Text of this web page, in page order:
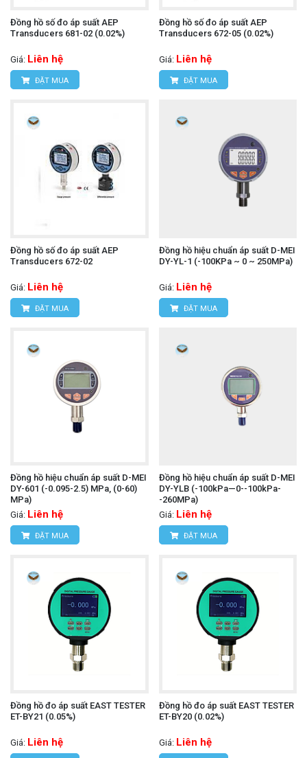
Đồng hồ số đo áp suất AEP
Transducers 681-02 (0.02%)
Giá: Liên hệ
ĐẶT MUA
Đồng hồ số đo áp suất AEP
Transducers 672-05 (0.02%)
Giá: Liên hệ
ĐẶT MUA
Đồng hồ số đo áp suất AEP
Transducers 672-02
Giá: Liên hệ
ĐẶT MUA
Đồng hồ hiệu chuẩn áp suất D-MEI
DY-YL-1 (-100KPa ~ 0 ~ 250MPa)
Giá: Liên hệ
ĐẶT MUA
Đồng hồ hiệu chuẩn áp suất D-MEI
DY-601 (-0.095-2.5) MPa, (0-60)
MPa)
Giá: Liên hệ
ĐẶT MUA
Đồng hồ hiệu chuẩn áp suất D-MEI
DY-YLB (-100kPa—0--100kPa-
-260MPa)
Giá: Liên hệ
ĐẶT MUA
Đồng hồ đo áp suất EAST TESTER
ET-BY21 (0.05%)
Giá: Liên hệ
Đồng hồ đo áp suất EAST TESTER
ET-BY20 (0.02%)
Giá: Liên hệ